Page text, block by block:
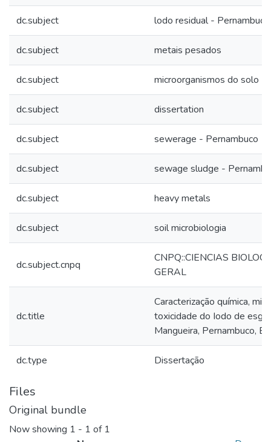
dc.subject lodo residual - Pernambuco
dc.subject metais pesados
dc.subject microorganismos do solo
dc.subject dissertation
dc.subject sewerage - Pernambuco
dc.subject sewage sludge -
dc.subject heavy metals
dc.subject soil microbiologia
dc.subject.cnpq
CNPQ::CIENCIAS
GERAL
dc.title
Caracterização química,
toxicidade do Iodo de
Mangueira, Pernambuco,
dc.type Dissertação
Files
Original bundle
Now showing 1 - 1 of 1